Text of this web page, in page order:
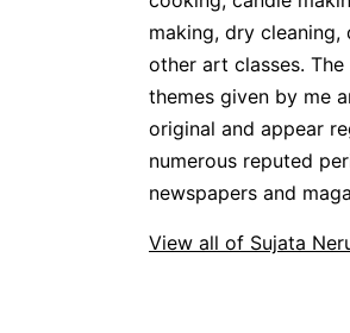
making, dry cleaning,
other art classes.
themes given by me
original and appear
numerous reputed
newspapers and
View all of Sujata